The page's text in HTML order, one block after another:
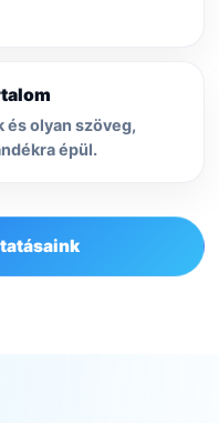
és olyan szöveg,
épül.